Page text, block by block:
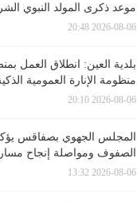
موعد ذكرى المولد النبوي
2026-08-06 20:48
بلدية العين: انطلاق العمل
منظومة الإنارة العمومية
2026-08-06 20:10
المجلس الجهوي بصفاقس
الصفوف ومواصلة إنجاح مسار
2026-08-06 13:32